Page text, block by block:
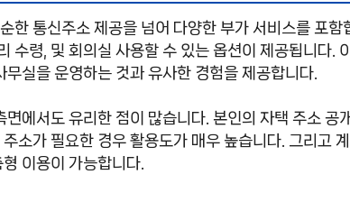
한 통신주소 제공을 넘어 다양한 부가 서비스를 포함
수령, 및 회의실 사용할 수 있는 옵션이 제공됩니다.
무실을 운영하는 것과 유사한 경험을 제공합니다.
면에서도 유리한 점이 많습니다. 본인의 자택 주소 공
소가 필요한 경우 활용도가 매우 높습니다. 그리고
이용이 가능합니다.